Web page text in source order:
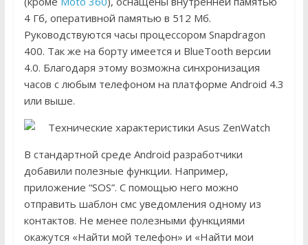
4 Гб, оперативной памятью в 512 Мб.
Руководствуются часы процессором Snapdragon
400. Так же на борту имеется и BlueTooth версии
4.0. Благодаря этому возможна синхронизация
часов с любым телефоном на платформе Android 4.3
или выше.
В стандартной среде Android разработчики
добавили полезные функции. Например,
приложение “SOS”. С помощью него можно
отправить шаблон смс уведомления одному из
контактов. Не менее полезными функциями
окажутся «Найти мой телефон» и «Найти мои